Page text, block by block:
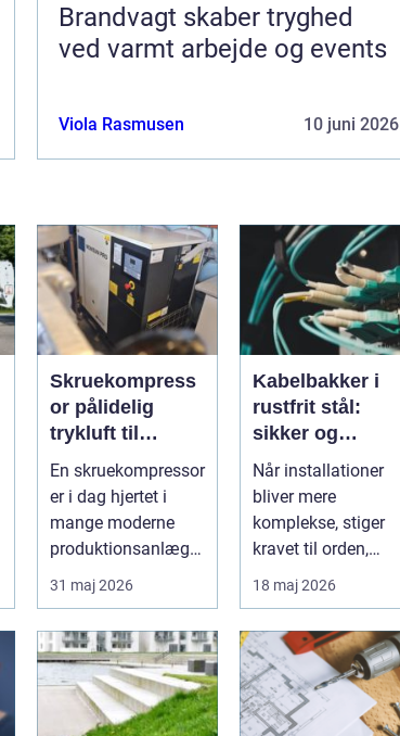
Brandvagt skaber tryghed
ved varmt arbejde og events
Viola Rasmusen 10 juni 2026
Skruekompress
or pålidelig
trykluft til
industri og
værksted
En skruekompressor
er i dag hjertet i
mange moderne
produktionsanlæg
og autoværksteder.
Når trykluft...
31 maj 2026
Kabelbakker i
rustfrit stål:
sikker og
fleksibel
kabelføring
Når installationer
bliver mere
komplekse, stiger
kravet til orden,
sikkerhed og
fleksibilitet i kabe...
18 maj 2026